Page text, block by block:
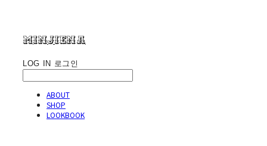
minjiena
LOG IN 로그인
ABOUT
SHOP
LOOKBOOK